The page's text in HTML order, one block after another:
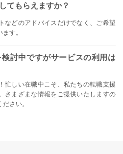
てもらえますか？
などのアドバイスだけでなく、ご希望
す。
討中ですがサービスの利用は
忙しい在職中こそ、私たちの転職支援
さまざまな情報をご提供いたしますの
さい。